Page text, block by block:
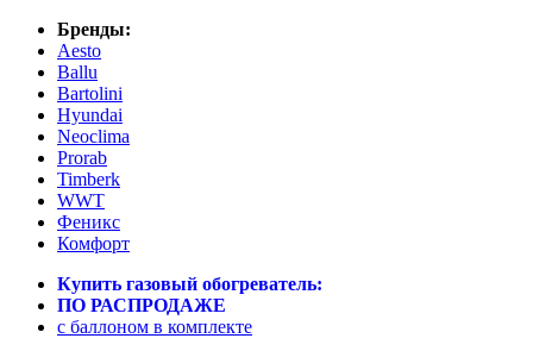
Бренды:
Aesto
Ballu
Bartolini
Hyundai
Neoclima
Prorab
Timberk
WWT
Феникс
Комфорт
Купить газовый обогреватель:
ПО РАСПРОДАЖЕ
c баллоном в комплекте